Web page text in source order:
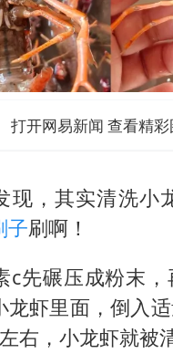
打开网易新闻 查看精
现，其实清洗小
子刷啊！
c先碾压成粉末
龙虾里面，倒入
右，小龙虾就被